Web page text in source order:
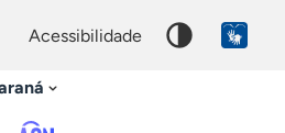
acessibilidade